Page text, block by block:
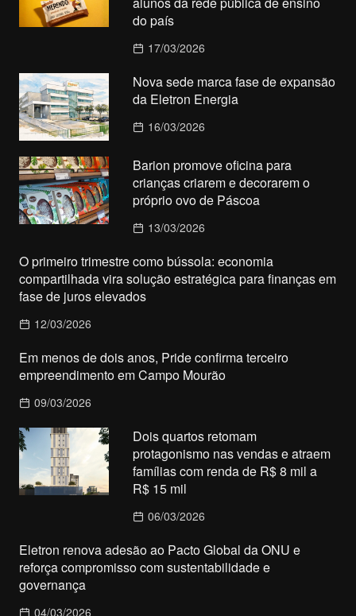
do país
17/03/2026
Nova sede marca fase de expansão
da Eletron Energia
16/03/2026
Barion promove oficina para
crianças criarem e decorarem o
próprio ovo de Páscoa
13/03/2026
O primeiro trimestre como bússola: economia
compartilhada vira solução estratégica para finanças em
fase de juros elevados
12/03/2026
Em menos de dois anos, Pride confirma terceiro
empreendimento em Campo Mourão
09/03/2026
Dois quartos retomam
protagonismo nas vendas e atraem
famílias com renda de R$ 8 mil a
R$ 15 mil
06/03/2026
Eletron renova adesão ao Pacto Global da ONU e
reforça compromisso com sustentabilidade e
governança
04/03/2026